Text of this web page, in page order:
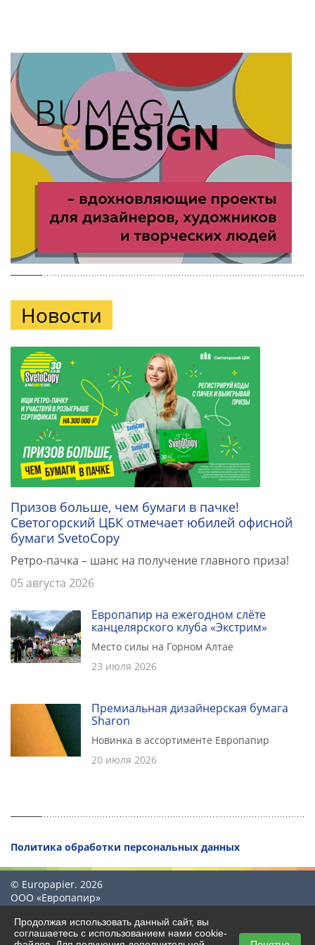
Новости
Призов больше, чем бумаги в пачке!
Светогорский ЦБК отмечает юбилей офисной
бумаги SvetoCopy
Ретро-пачка – шанс на получение главного приза!
05 августа 2026
Европапир на ежегодном слёте
канцелярского клуба «Экстрим»
Место силы на Горном Алтае
23 июля 2026
Премиальная дизайнерская бумага
Sharon
Новинка в ассортименте Европапир
20 июля 2026
Политика обработки персональных данных
© Europapier. 2026
ООО «Европапир»
Продолжая использовать данный сайт, вы
соглашаетесь с использованием нами cookie-